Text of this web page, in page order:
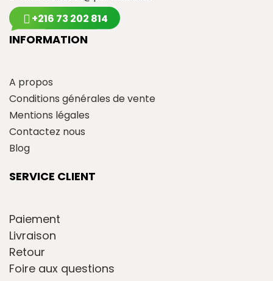
+216 73 202 814
INFORMATION
A propos
Conditions générales de vente
Mentions légales
Contactez nous
Blog
SERVICE CLIENT
Paiement
Livraison
Retour
Foire aux questions